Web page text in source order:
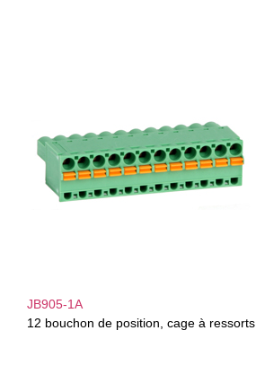
JB905-1A
12 bouchon de position, cage à ressorts